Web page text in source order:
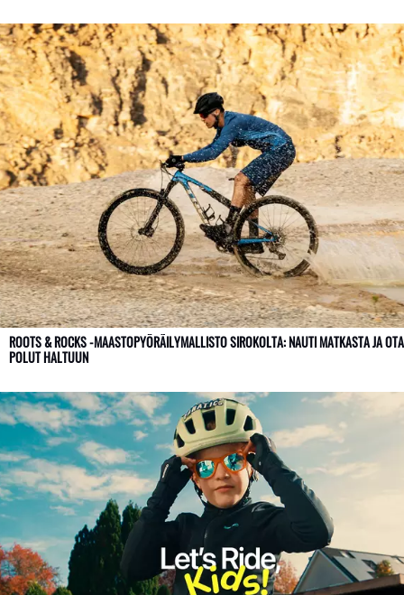
ROOTS & ROCKS -MAASTOPYÖRÄILYMALLISTO SIROKOLTA: NAUTI MATKASTA JA OTA
POLUT HALTUUN